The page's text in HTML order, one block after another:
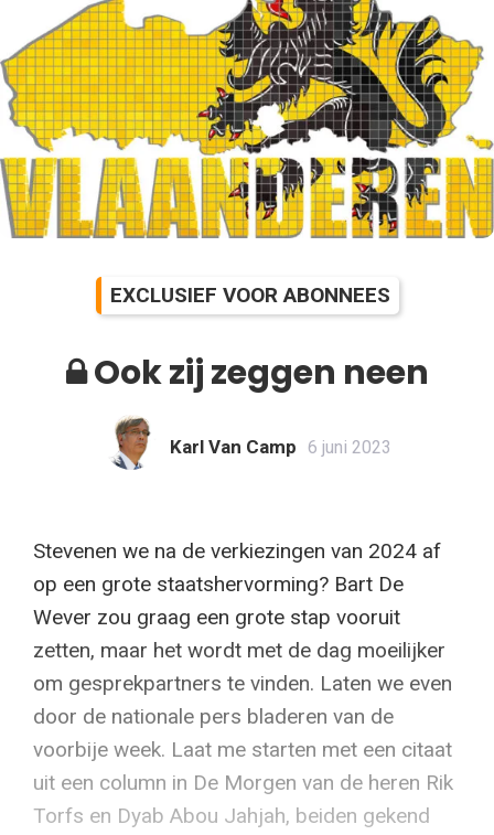
EXCLUSIEF VOOR ABONNEES
Ook zij zeggen neen
Karl Van Camp 6 juni 2023
Stevenen we na de verkiezingen van 2024 af
op een grote staatshervorming? Bart De
Wever zou graag een grote stap vooruit
zetten, maar het wordt met de dag moeilijker
om gesprekpartners te vinden. Laten we even
door de nationale pers bladeren van de
voorbije week. Laat me starten met een citaat
uit een column in De Morgen van de heren Rik
Torfs en Dyab Abou Jahjah, beiden gekend